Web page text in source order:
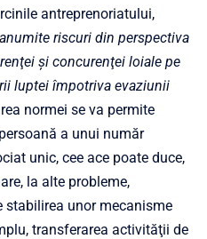
antreprenoriatului,
riscuri din perspectiva
şi concurenţei loiale pe
luptei împotriva evaziunii
normei se va permite
a unui număr
unic, cee ace poate duce,
la alte probleme,
stabilirea unor mecanisme
transferarea activităţii de